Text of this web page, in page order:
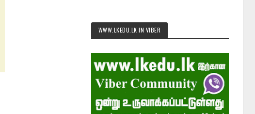
WWW.LKEDU.LK IN VIBER